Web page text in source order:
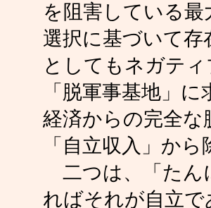
を阻害している
選択に基づいて
としてもネガテ
「脱軍事基地」
経済からの完全
「自立収入」か
二つは、「たん
ればそれが自立